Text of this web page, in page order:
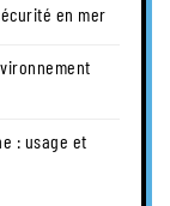
en mer
: usage et